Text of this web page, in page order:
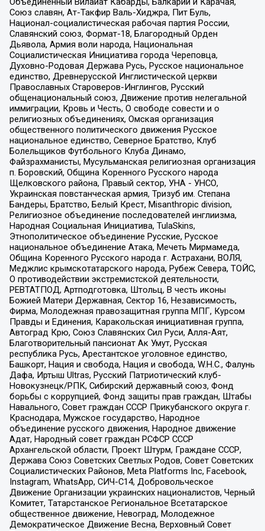
Союз славян, Ат-Такфир Валь-Хиджра, Пит Буль,
Национал-социалистическая рабочая партия России,
Славянский союз, Формат-18, Благородный Орден
Дьявола, Армия воли народа, Национальная
Социалистическая Инициатива города Череповца,
Духовно-Родовая Держава Русь, Русское национальное
единство, Древнерусской Инглистической церкви
Православных Староверов-Инглингов, Русский
общенациональный союз, Движение против нелегальной
иммиграции, Кровь и Честь, О свободе совести и о
религиозных объединениях, Омская организация
общественного политического движения Русское
национальное единство, Северное Братство, Клуб
Болельщиков Футбольного Клуба Динамо,
Файзрахманисты, Мусульманская религиозная организация
п. Боровский, Община Коренного Русского народа
Щелковского района, Правый сектор, УНА - УНСО,
Украинская повстанческая армия, Тризуб им. Степана
Бандеры, Братство, Белый Крест, Misanthropic division,
Религиозное объединение последователей инглиизма,
Народная Социальная Инициатива, TulaSkins,
Этнополитическое объединение Русские, Русское
национальное объединение Атака, Мечеть Мирмамеда,
Община Коренного Русского народа г. Астрахани, ВОЛЯ,
Меджлис крымскотатарского народа, Рубеж Севера, ТОЙС,
О противодействии экстремистской деятельности,
РЕВТАТПОД, Артподготовка, Штольц, В честь иконы
Божией Матери Державная, Сектор 16, Независимость,
Фирма, Молодежная правозащитная группа МПГ, Курсом
Правды и Единения, Каракольская инициативная группа,
Автоград Крю, Союз Славянских Сил Руси, Алля-Аят,
Благотворительный пансионат Ак Умут, Русская
республика Русь, Арестантское уголовное единство,
Башкорт, Нация и свобода, Нация и свобода, W.H.С., Фалунь
Дафа, Иртыш Ultras, Русский Патриотический клуб-
Новокузнецк/РПК, Сибирский державный союз, Фонд
борьбы с коррупцией, Фонд защиты прав граждан, Штабы
Навального, Совет граждан СССР Прикубанского округа г.
Краснодара, Мужское государство, Народное
объединение русского движения, Народное движение
Адат, Народный совет граждан РСФСР СССР
Архангельской области, Проект Штурм, Граждане СССР,
Держава Союз Советских Светлых Родов, Совет Советских
Социалистических Районов, Meta Platforms Inc, Facebook,
Instagram, WhatsApp, СИЧ-С14, Добровольческое
Движение Организации украинских националистов, Черный
Комитет, Татарстанское Региональное Всетатарское
общественное движение, Невоград, Молодежное
Демократическое Движение Весна, Верховный Совет